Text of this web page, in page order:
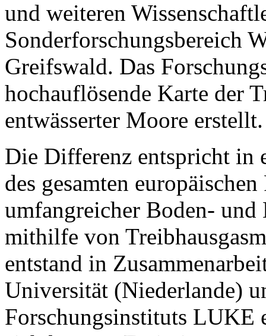
und weiteren
Sonderforschungsbereich
Greifswald. Das
hochauflösende Karte der
entwässerter Moore erstellt.
Die Differenz entspricht in
des gesamten
umfangreicher Boden- und
mithilfe von
entstand in
Universität (Niederlande)
Forschungsinstituts LUKE